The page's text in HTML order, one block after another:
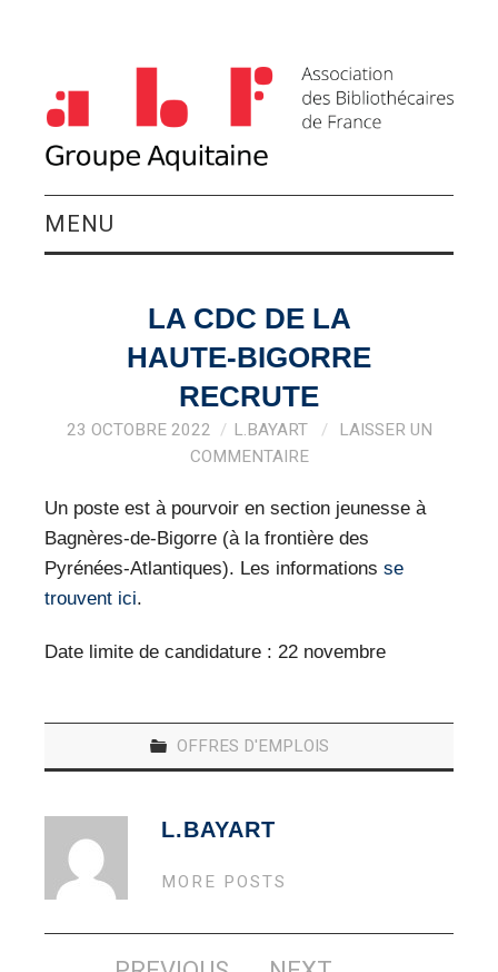
MENU
ACTIVITÉS DU
VEILLE PRO
RESSOURCES
LA CDC DE LA
HAUTE-BIGORRE
RECRUTE
23 OCTOBRE 2022 L.BAYART
LAISSER UN
COMMENTAIRE
Un poste est à pourvoir en section jeunesse à
Bagnères-de-Bigorre (à la frontière des
Pyrénées-Atlantiques). Les informationsse
trouvent ici.
Date limite de candidature : 22 novembre
OFFRES D'EMPLOIS
L.BAYART
MORE POSTS